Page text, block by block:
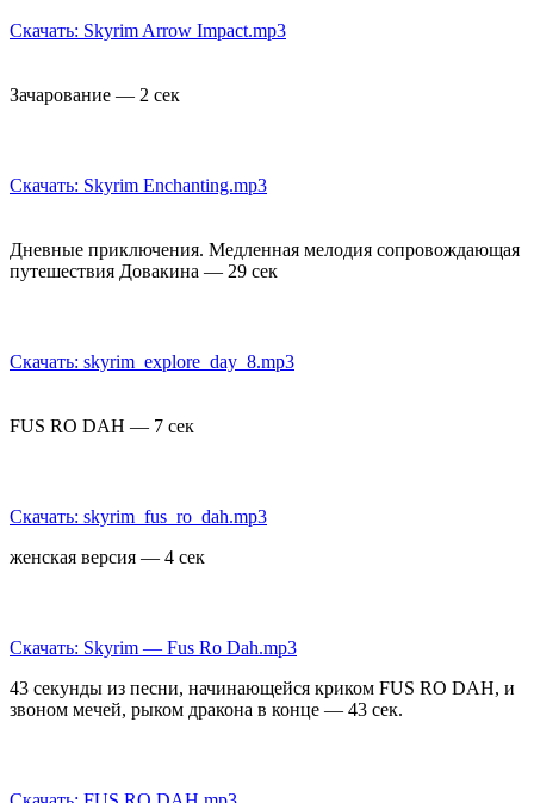
Скачать: Skyrim Arrow Impact.mp3
Зачарование — 2 сек
Скачать: Skyrim Enchanting.mp3
Дневные приключения. Медленная мелодия сопровождающая
путешествия Довакина — 29 сек
Скачать: skyrim_explore_day_8.mp3
FUS RO DAH — 7 сек
Скачать: skyrim_fus_ro_dah.mp3
женская версия — 4 сек
Скачать: Skyrim — Fus Ro Dah.mp3
43 секунды из песни, начинающейся криком FUS RO DAH, и
звоном мечей, рыком дракона в конце — 43 сек.